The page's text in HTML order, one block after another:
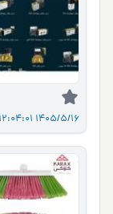
1405/5/16 12:04:01